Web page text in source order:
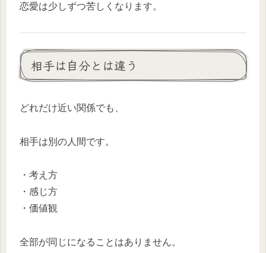
恋愛は少しずつ苦しくなります。
相手は自分とは違う
どれだけ近い関係でも、
相手は別の人間です。
・考え方
・感じ方
・価値観
全部が同じになることはありません。